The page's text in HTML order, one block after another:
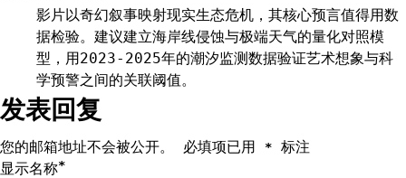
影片以奇幻叙事映射现实生态危机，其核心预言值得用数
据检验。建议建立海岸线侵蚀与极端天气的量化对照模
型，用2023-2025年的潮汐监测数据验证艺术想象与科
学预警之间的关联阈值。
发表回复
您的邮箱地址不会被公开。 必填项已用 * 标注
显示名称*